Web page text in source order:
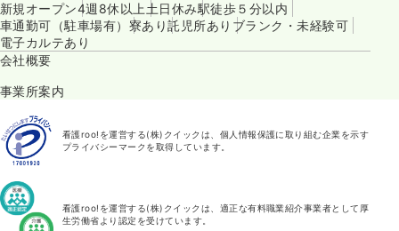
新規オープン4週8休以上 土日休み駅徒歩５分以内
車通勤可（駐車場有） 寮あり託児所あり ブランク・未経験可
電子カルテあり
会社概要
事業所案内
看護roo!を運営する(株)クイックは、個人情報保護に取り組む企業を示す
プライバシーマークを取得しています。
看護roo!を運営する(株)クイックは、適正な有料職業紹介事業者として厚
生労働省より認定を受けています。